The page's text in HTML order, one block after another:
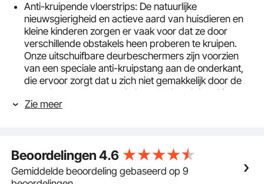
Anti-kruipende vloerstrips: De natuurlijke
nieuwsgierigheid en actieve aard van huisdieren en
kleine kinderen zorgen er vaak voor dat ze door
verschillende obstakels heen proberen te kruipen.
Onze uitschuifbare deurbeschermers zijn voorzien
van een speciale anti-kruipstang aan de onderkant,
die ervoor zorgt dat u zich niet gemakkelijk door de
poort kunt wurmen en de kans op letsel door kieren
aan de onderkant verkleint.
stappen. Met een simpele beweging kom je
gemakkelijk door de poort, ook als je voorwerpen bij
je hebt. Geen vervelende bediening of herhaaldelijk
Zie meer
Beoordelingen4.6
Gemiddelde beoordeling gebaseerd op 9